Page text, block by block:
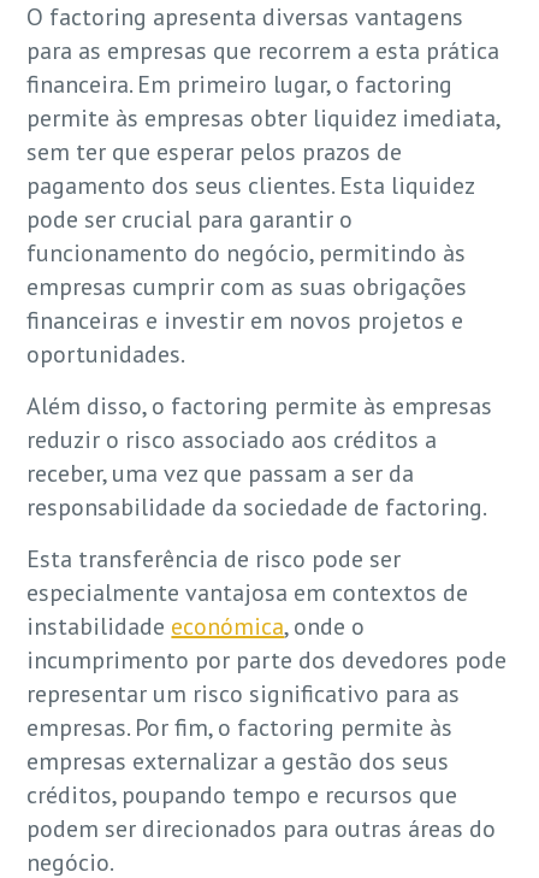
O factoring apresenta diversas vantagens
para as empresas que recorrem a esta prática
financeira. Em primeiro lugar, o factoring
permite às empresas obter liquidez imediata,
sem ter que esperar pelos prazos de
pagamento dos seus clientes. Esta liquidez
pode ser crucial para garantir o
funcionamento do negócio, permitindo às
empresas cumprir com as suas obrigações
financeiras e investir em novos projetos e
oportunidades.
Além disso, o factoring permite às empresas
reduzir o risco associado aos créditos a
receber, uma vez que passam a ser da
responsabilidade da sociedade de factoring.
Esta transferência de risco pode ser
especialmente vantajosa em contextos de
instabilidade económica, onde o
incumprimento por parte dos devedores pode
representar um risco significativo para as
empresas. Por fim, o factoring permite às
empresas externalizar a gestão dos seus
créditos, poupando tempo e recursos que
podem ser direcionados para outras áreas do
negócio.